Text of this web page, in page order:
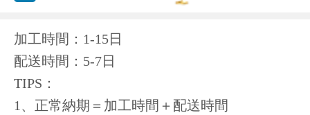
加工時間：1-15日
配送時間：5-7日
TIPS：
1、正常納期＝加工時間＋配送時間